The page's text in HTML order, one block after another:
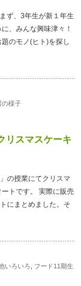
ず、3年生が新１年生
、みんな興味津々！
のモノ(ヒト)を探し
の様子
スマスケーキ
の授業にてクリスマ
トです。 実際に販売
にまとめました。そ
いろいろ フード11期生